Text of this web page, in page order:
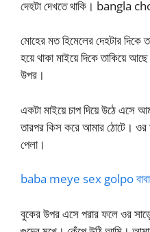
দেহটা দেখতে থাকি। bangla
মোহের মত হিমেলের দেহটার
হয়ে থাকা মাইয়ে দিকে তাকিয়ে
উপর।
একটা মাইয়ে চাপ দিয়ে উঠে এসে
তারপর কিস করে আমার ঠোটে। ওর
পেলা।
baba meye sex golpo বাবা
বুকের উপর এসে পরার ফলে ওর